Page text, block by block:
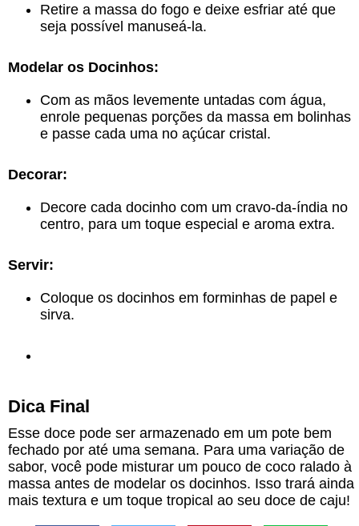
Retire a massa do fogo e deixe esfriar até que
seja possível manuseá-la.
Modelar os Docinhos:
Com as mãos levemente untadas com água,
enrole pequenas porções da massa em bolinhas
e passe cada uma no açúcar cristal.
Decorar:
Decore cada docinho com um cravo-da-índia no
centro, para um toque especial e aroma extra.
Servir:
Coloque os docinhos em forminhas de papel e
sirva.
Dica Final
Esse doce pode ser armazenado em um pote bem
fechado por até uma semana. Para uma variação de
sabor, você pode misturar um pouco de coco ralado à
massa antes de modelar os docinhos. Isso trará ainda
mais textura e um toque tropical ao seu doce de caju!